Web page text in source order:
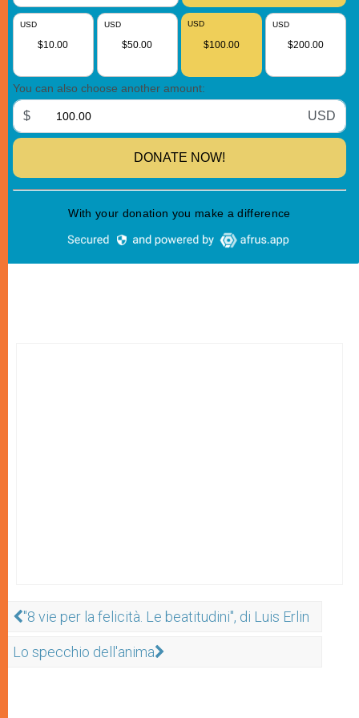
"8 vie per la felicità. Le beatitudini", di Luis Erlin
Lo specchio dell'anima